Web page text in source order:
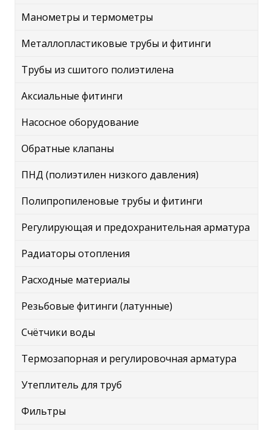
Манометры и термометры
Металлопластиковые трубы и фитинги
Трубы из сшитого полиэтилена
Аксиальные фитинги
Насосное оборудование
Обратные клапаны
ПНД (полиэтилен низкого давления)
Полипропиленовые трубы и фитинги
Регулирующая и предохранительная арматура
Радиаторы отопления
Расходные материалы
Резьбовые фитинги (латунные)
Счётчики воды
Термозапорная и регулировочная арматура
Утеплитель для труб
Фильтры